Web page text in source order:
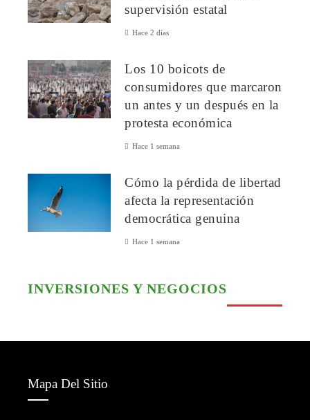
supervisión estatal
Hace 2 días
Los 10 boicots de
consumidores que marcaron
un antes y un después en la
protesta económica
Hace 1 semana
Cómo la pérdida de libertad
afecta la representación
democrática genuina
Hace 1 semana
INVERSIONES Y NEGOCIOS
Mapa Del Sitio